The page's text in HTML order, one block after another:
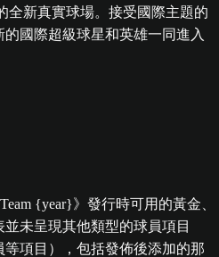
全新真實球場。接受國際主題的
的國際超級球星和英雄一同進入
{year}》發行時可用的黃金、
未呈現其他類型的球員項目
等項目），包括發佈後添加的那